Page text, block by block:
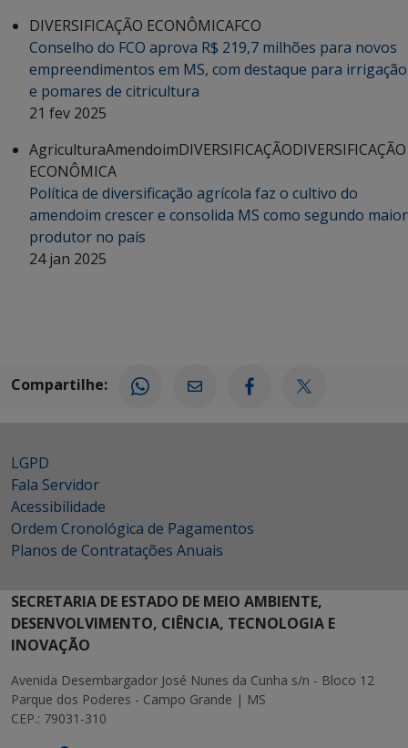
DIVERSIFICAÇÃO ECONÔMICAFCO
Conselho do FCO aprova R$ 219,7 milhões para novos
empreendimentos em MS, com destaque para irrigação
e pomares de citricultura
21 fev 2025
AgriculturaAmendoimDIVERSIFICAÇÃODIVERSIFICAÇÃO
ECONÔMICA
Política de diversificação agrícola faz o cultivo do
amendoim crescer e consolida MS como segundo maior
produtor no país
24 jan 2025
Compartilhe:
LGPD
Fala Servidor
Acessibilidade
Ordem Cronológica de Pagamentos
Planos de Contratações Anuais
SECRETARIA DE ESTADO DE MEIO AMBIENTE,
DESENVOLVIMENTO, CIÊNCIA, TECNOLOGIA E
INOVAÇÃO
Avenida Desembargador José Nunes da Cunha s/n - Bloco 12
Parque dos Poderes - Campo Grande | MS
CEP.: 79031-310